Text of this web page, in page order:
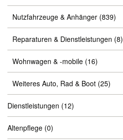
Nutzfahrzeuge & Anhänger (839)
Reparaturen & Dienstleistungen (8)
Wohnwagen & -mobile (16)
Weiteres Auto, Rad & Boot (25)
Dienstleistungen (12)
Altenpflege (0)